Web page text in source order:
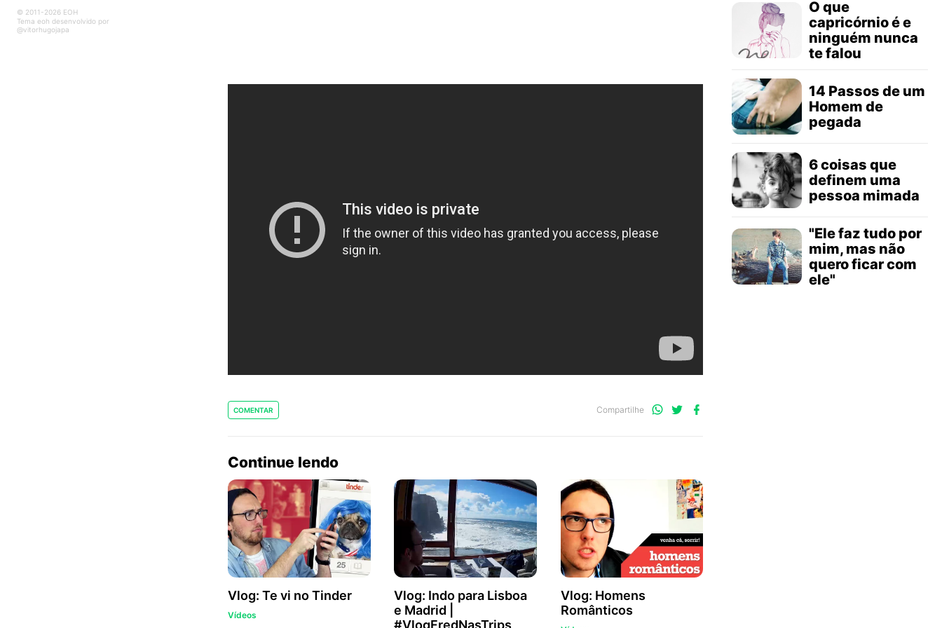
© 2011-2026 EOH
Tema eoh desenvolvido por
@vitorhugojapa
COMENTAR Compartilhe
Compartilhe
Compartilhe
Continue lendo
Vlog: Te vi no Tinder
Vídeos
Vlog: Indo para Lisboa
e Madrid |
#VlogFredNasTrips
Vlog: Homens
Românticos
O que
capricórnio é e
ninguém nunca
te falou
14 Passos de um
Homem de
pegada
6 coisas que
definem uma
pessoa mimada
"Ele faz tudo por
mim, mas não
quero ficar com
ele"